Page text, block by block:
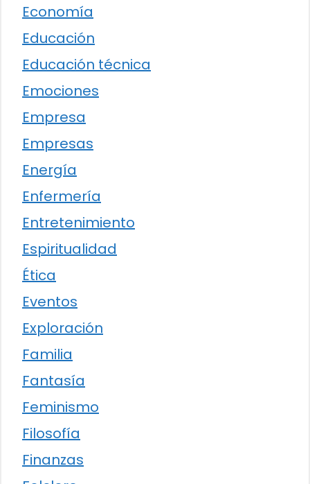
Economía
Educación
Educación técnica
Emociones
Empresa
Empresas
Energía
Enfermería
Entretenimiento
Espiritualidad
Ética
Eventos
Exploración
Familia
Fantasía
Feminismo
Filosofía
Finanzas